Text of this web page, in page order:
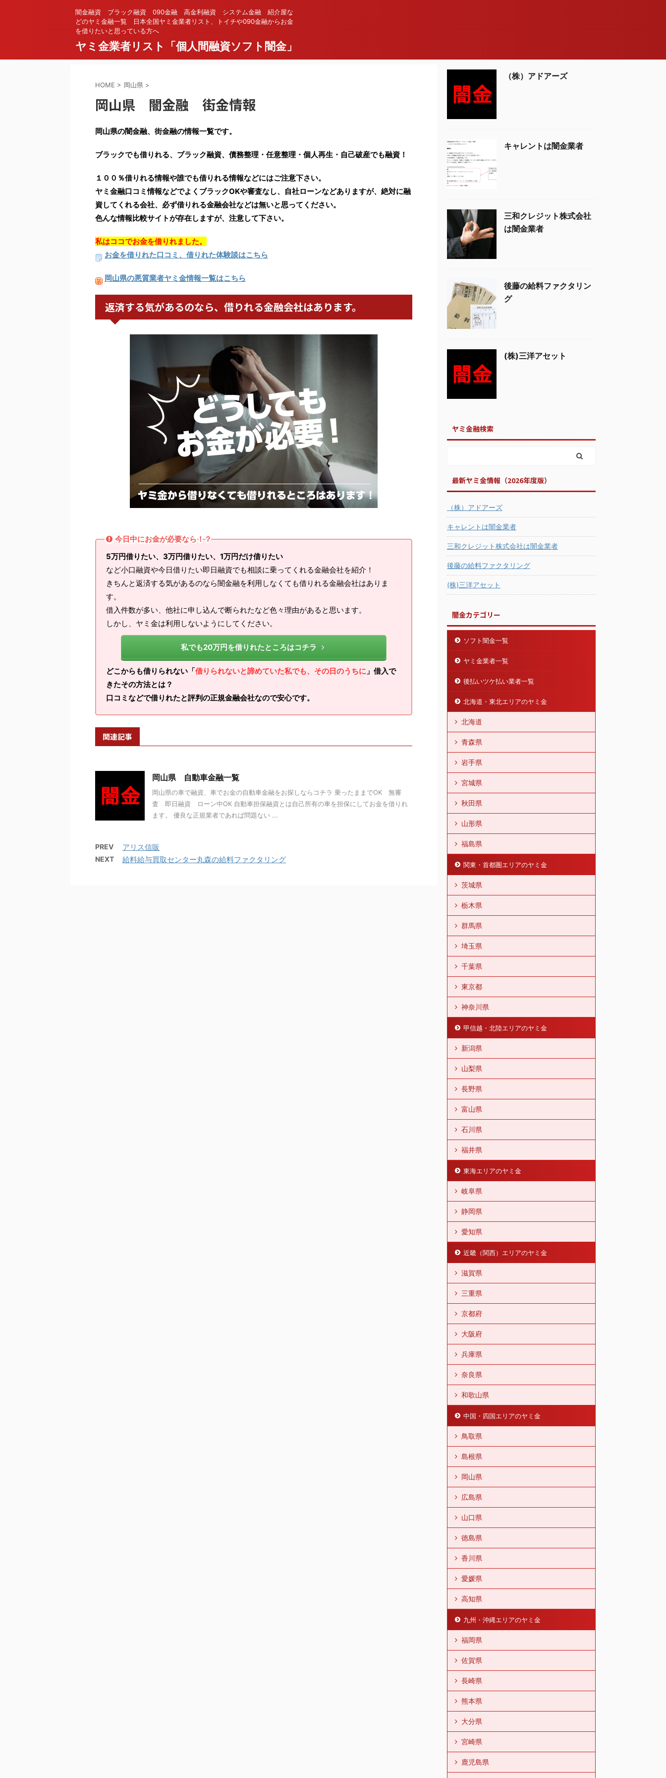
闇金融資 ブラック融資 090金融 高金利融資 システム金融 紹介屋な
どのヤミ金融一覧 日本全国ヤミ金業者リスト、トイチや090金融からお金
を借りたいと思っている方へ
ヤミ金業者リスト「個人間融資ソフト闇金」
HOME > 岡山県 >
岡山県 闇金融 街金情報
岡山県の闇金融、街金融の情報一覧です。
ブラックでも借りれる、ブラック融資、債務整理・任意整理・個人再生・自己破産でも融資！
１００％借りれる情報や誰でも借りれる情報などにはご注意下さい。
ヤミ金融口コミ情報などでよくブラックOKや審査なし、自社ローンなどありますが、絶対に融
資してくれる会社、必ず借りれる金融会社などは無いと思ってください。
色んな情報比較サイトが存在しますが、注意して下さい。
私はココでお金を借りれました。
お金を借りれた口コミ、借りれた体験談はこちら
岡山県の悪質業者ヤミ金情報一覧はこちら
返済する気があるのなら、借りれる金融会社はあります。
今日中にお金が必要なら！？
5万円借りたい、3万円借りたい、1万円だけ借りたい
など小口融資や今日借りたい即日融資でも相談に乗ってくれる金融会社を紹介！
きちんと返済する気があるのなら闇金融を利用しなくても借りれる金融会社はありま
す。
借入件数が多い、他社に申し込んで断られたなど色々理由があると思います。
しかし、ヤミ金は利用しないようにしてください。
私でも20万円を借りれたところはコチラ
どこからも借りられない「借りられないと諦めていた私でも、その日のうちに 」借入で
きたその方法とは？
口コミなどで借りれたと評判の正規金融会社なので安心です。
関連記事
岡山県 自動車金融一覧
岡山県の車で融資、車でお金の自動車金融をお探しならコチラ 乗ったままでOK 無審
査 即日融資 ローン中OK 自動車担保融資とは自己所有の車を担保にしてお金を借りれ
ます。 優良な正規業者であれば問題ない ...
PREV アリス信販
NEXT 給料給与買取センター丸森の給料ファクタリング
（株）アドアーズ
キャレントは闇金業者
三和クレジット株式会社
は闇金業者
後藤の給料ファクタリン
グ
(株)三洋アセット
ヤミ金融検索
最新ヤミ金情報（2026年度版）
（株）アドアーズ
キャレントは闇金業者
三和クレジット株式会社は闇金業者
後藤の給料ファクタリング
(株)三洋アセット
闇金カテゴリー
ソフト闇金一覧
ヤミ金業者一覧
後払いツケ払い業者一覧
北海道・東北エリアのヤミ金
北海道
青森県
岩手県
宮城県
秋田県
山形県
福島県
関東・首都圏エリアのヤミ金
茨城県
栃木県
群馬県
埼玉県
千葉県
東京都
神奈川県
甲信越・北陸エリアのヤミ金
新潟県
山梨県
長野県
富山県
石川県
福井県
東海エリアのヤミ金
岐阜県
静岡県
愛知県
近畿（関西）エリアのヤミ金
滋賀県
三重県
京都府
大阪府
兵庫県
奈良県
和歌山県
中国・四国エリアのヤミ金
鳥取県
島根県
岡山県
広島県
山口県
徳島県
香川県
愛媛県
高知県
九州・沖縄エリアのヤミ金
福岡県
佐賀県
長崎県
熊本県
大分県
宮崎県
鹿児島県